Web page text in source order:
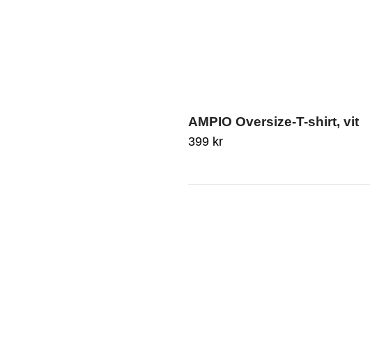
AMPIO Oversize-T-shirt, vit
399 kr